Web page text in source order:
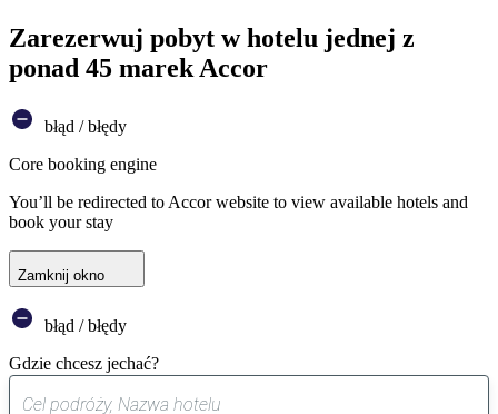
Zarezerwuj pobyt w hotelu jednej z
ponad 45 marek Accor
błąd / błędy
Core booking engine
You’ll be redirected to Accor website to view available hotels and
book your stay
Zamknij okno
błąd / błędy
Gdzie chcesz jechać?